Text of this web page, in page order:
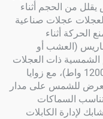
أثناء
عجلات صناعية
أو
العجلات
قدرة 300–1200 واط)، مع زوايا
للشمس على مدار
الكابلات